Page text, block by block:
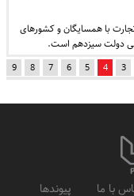
با همسایگان و کشورهای
دولت سیزدهم است.
3
4
5
6
7
8
9
با ما پیوندها